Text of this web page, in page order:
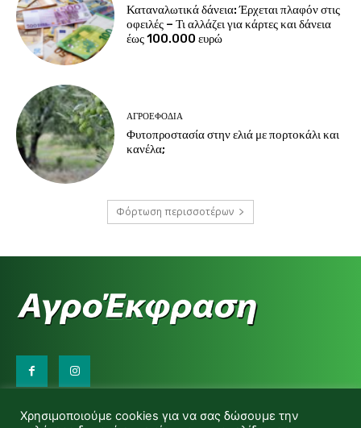
Καταναλωτικά δάνεια: Έρχεται πλαφόν στις
οφειλές – Τι αλλάζει για κάρτες και δάνεια
έως 100.000 ευρώ
ΑΓΡΟΕΦΌΔΙΑ
Φυτοπροστασία στην ελιά με πορτοκάλι και
κανέλα;
Φόρτωση περισσοτέρων
d.makas@yahoo.gr
Χρησιμοποιούμε cookies για να σας δώσουμε την